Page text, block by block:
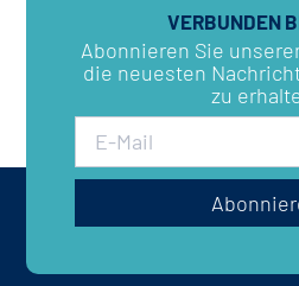
VERBUNDEN
Abonnieren Sie
die neuesten
zu